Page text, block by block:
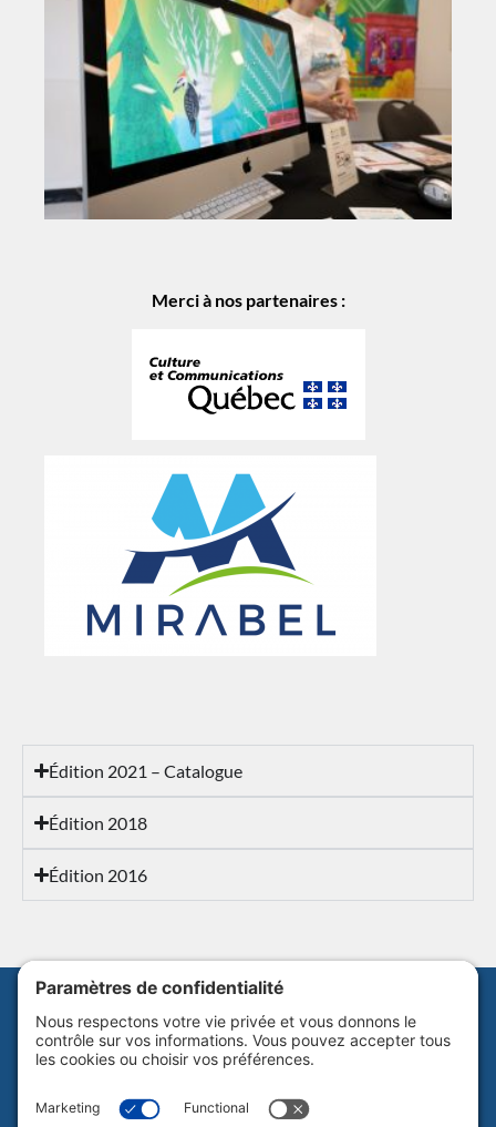
Merci à nos partenaires :
Édition 2021 – Catalogue
Édition 2018
Édition 2016